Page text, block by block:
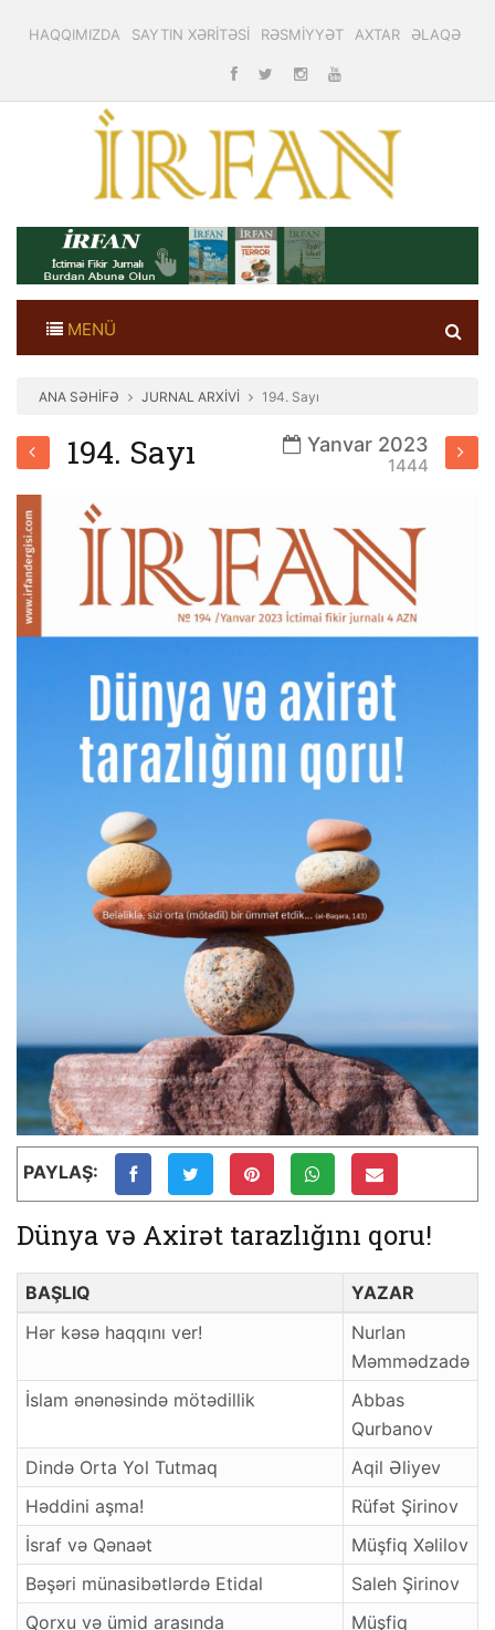
HAQQIMIZDA SAYTIN XƏRİTƏSİ RƏSMİYYƏT AXTAR ƏLAQƏ
MENÜ
ANA SƏHİFƏ JURNAL ARXİVİ 194. Sayı
194. Sayı Yanvar 2023
1444
PAYLAŞ:
Dünya və Axirət tarazlığını qoru!
BAŞLIQ
YAZAR
Hər kəsə haqqını ver!
Nurlan
Məmmədzadə
İslam ənənəsində mötədillik
Abbas
Qurbanov
Dində Orta Yol Tutmaq
Aqil Əliyev
Həddini aşma!
Rüfət Şirinov
İsraf və Qənaət
Müşfiq Xəlilov
Bəşəri münasibətlərdə Etidal
Saleh Şirinov
Qorxu və ümid arasında
Müşfiq